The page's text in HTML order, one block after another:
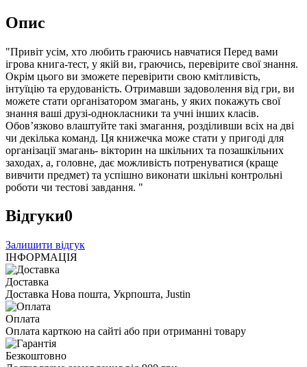
Опис
"Привіт усім, хто любить граючись навчатися Перед вами
ігрова книга-тест, у якій ви, граючись, перевірите свої знання.
Окрім цього ви зможете перевірити свою кмітливість,
інтуїцію та ерудованість. Отримавши задоволення від гри, ви
можете стати організатором змагань, у яких покажуть свої
знання ваші друзі-однокласники та учні інших класів.
Обов’язково влаштуйте такі змагання, розділивши всіх на дві
чи декілька команд. Ця книжечка може стати у пригоді для
організації змагань- вікторин на шкільних та позашкільних
заходах, а, головне, дає можливість потренуватися (краще
вивчити предмет) та успішно виконати шкільні контрольні
роботи чи тестові завдання. "
Відгуки0
Залишити відгук
ІНФОРМАЦІЯ
Доставка
Доставка Нова пошта, Укрпошта, Justin
Оплата
Оплата карткою на сайті або при отриманні товару
Безкоштовно